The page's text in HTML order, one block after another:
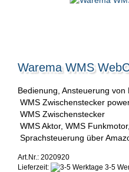
Warema WMS
Bedienung, Ansteuerung von
WMS Zwischenstecker
WMS Zwischenstecker
WMS Aktor, WMS
Sprachsteuerung über
Art.Nr.: 2020920
Lieferzeit:
3-5